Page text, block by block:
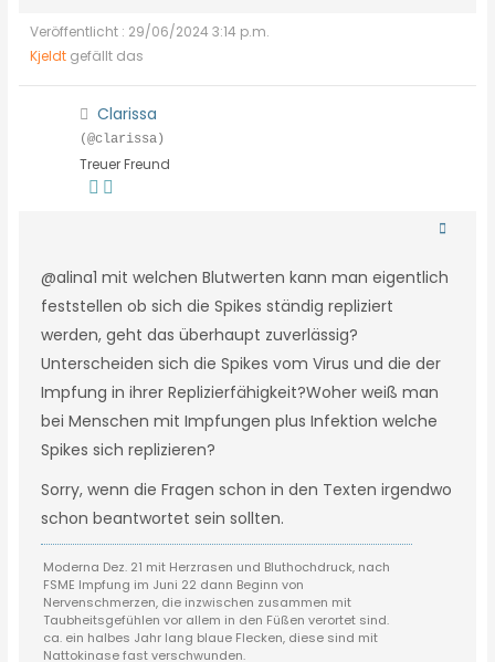
Veröffentlicht : 29/06/2024 3:14 p.m.
Kjeldt gefällt das
Clarissa
(@clarissa)
Treuer Freund
@alina1 mit welchen Blutwerten kann man eigentlich
feststellen ob sich die Spikes ständig repliziert
werden, geht das überhaupt zuverlässig?
Unterscheiden sich die Spikes vom Virus und die der
Impfung in ihrer Replizierfähigkeit?Woher weiß man
bei Menschen mit Impfungen plus Infektion welche
Spikes sich replizieren?
Sorry, wenn die Fragen schon in den Texten irgendwo
schon beantwortet sein sollten.
Moderna Dez. 21 mit Herzrasen und Bluthochdruck, nach
FSME Impfung im Juni 22 dann Beginn von
Nervenschmerzen, die inzwischen zusammen mit
Taubheitsgefühlen vor allem in den Füßen verortet sind.
ca. ein halbes Jahr lang blaue Flecken, diese sind mit
Nattokinase fast verschwunden.